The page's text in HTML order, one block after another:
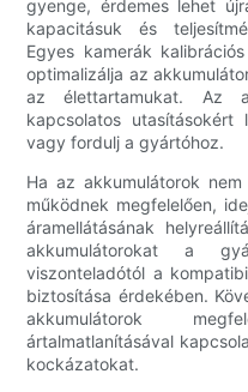
gyenge, érdemes lehet
kapacitásuk és
Egyes kamerák
optimalizálja az
az élettartamukat. Az
kapcsolatos utasításokért
vagy fordulj a gyártóhoz.
Ha az akkumulátorok
működnek megfelelően,
áramellátásának
akkumulátorokat a
viszonteladótól a
biztosítása érdekében.
akkumulátorok
ártalmatlanításával
kockázatokat.